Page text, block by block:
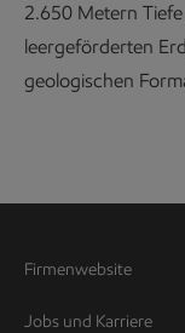
2.650 Metern
leergeförderten
geologischen
Firmenwebsite
Jobs und Karriere